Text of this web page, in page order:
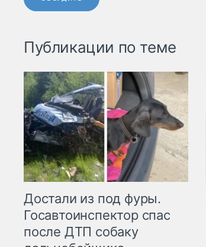
Публикации по теме
Достали из под фуры.
Госавтоинспектор спас
после ДТП собаку